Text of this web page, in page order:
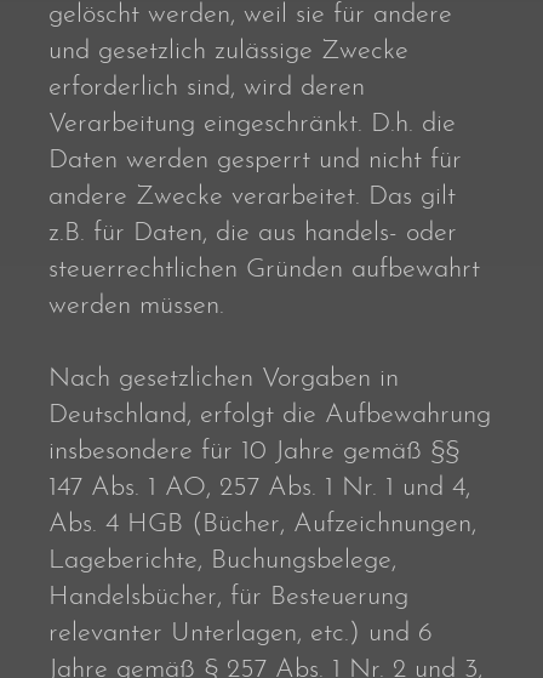
gelöscht werden, weil sie für andere
und gesetzlich zulässige Zwecke
erforderlich sind, wird deren
Verarbeitung eingeschränkt. D.h. die
Daten werden gesperrt und nicht für
andere Zwecke verarbeitet. Das gilt
z.B. für Daten, die aus handels- oder
steuerrechtlichen Gründen aufbewahrt
werden müssen.
Nach gesetzlichen Vorgaben in
Deutschland, erfolgt die Aufbewahrung
insbesondere für 10 Jahre gemäß §§
147 Abs. 1 AO, 257 Abs. 1 Nr. 1 und 4,
Abs. 4 HGB (Bücher, Aufzeichnungen,
Lageberichte, Buchungsbelege,
Handelsbücher, für Besteuerung
relevanter Unterlagen, etc.) und 6
Jahre gemäß § 257 Abs. 1 Nr. 2 und 3,